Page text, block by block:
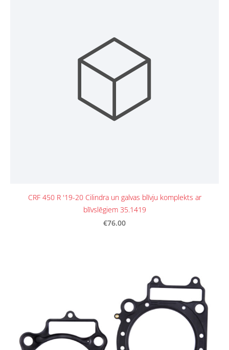
CRF 450 R '19-20 Cilindra un galvas blīvju komplekts ar
blīvslēgiem 35.1419
€76.00